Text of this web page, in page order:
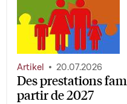
Des prestations
partir de 2027
Artikel 20.07.2026